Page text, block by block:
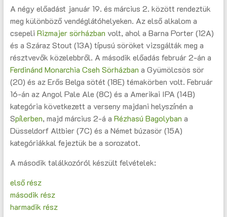
A négy előadást január 19. és március 2. között rendeztük
meg különböző vendéglátóhelyeken. Az első alkalom a
csepeli Rizmajer sörházban volt, ahol a Barna Porter (12A)
és a Száraz Stout (13A) típusú söröket vizsgálták meg a
résztvevők közelebbről. A második előadás február 2-án a
Ferdinánd Monarchia Cseh Sörházban a Gyümölcsös sör
(20) és az Erős Belga sötét (18E) témakörben volt. Február
16-án az Angol Pale Ale (8C) és a Amerikai IPA (14B)
kategória következett a verseny majdani helyszínén a
Spílerben, majd március 2-á a Rézhasú Bagolyban a
Düsseldorf Altbier (7C) és a Német búzasör (15A)
kategóriákkal fejeztük be a sorozatot.
A második találkozóról készült felvételek:
első rész
második rész
harmadik rész